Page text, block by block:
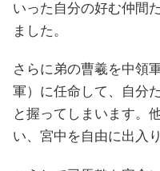
いった自分の好む仲間
ました。
さらに弟の曹羲を中領
軍）に任命して、自分
と握ってしまいます。
い、宮中を自由に出入